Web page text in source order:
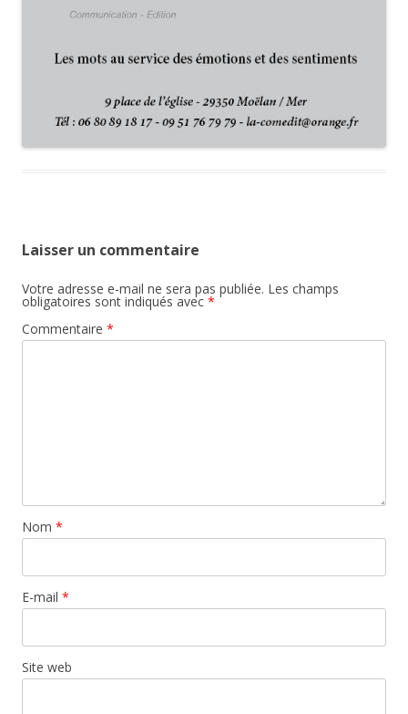
Laisser un commentaire
Votre adresse e-mail ne sera pas publiée. Les champs
obligatoires sont indiqués avec *
Commentaire *
Nom *
E-mail *
Site web